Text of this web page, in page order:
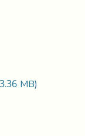
MB)